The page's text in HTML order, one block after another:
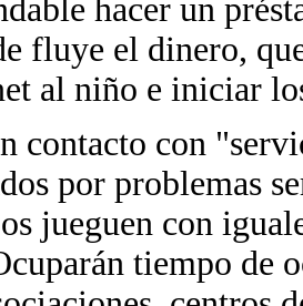
hacer un
fluye el dinero,
al niño e iniciar
contacto con
por problemas
jueguen con
tiempo de